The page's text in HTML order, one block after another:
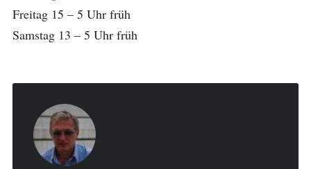
Freitag 15 – 5 Uhr früh
Samstag 13 – 5 Uhr früh